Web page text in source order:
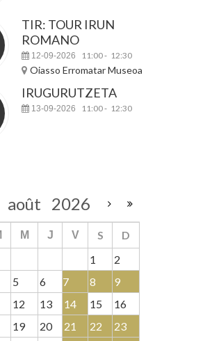
TIR: TOUR IRUN
ROMANO
12-09-2026 11:00- 12:30
Oiasso Erromatar Museoa
IRUGURUTZETA
13-09-2026 11:00- 12:30
août 2026
M J V S
D
1
2
5 6 7 8
9
12 13 14 15
16
19 20 21 22
23